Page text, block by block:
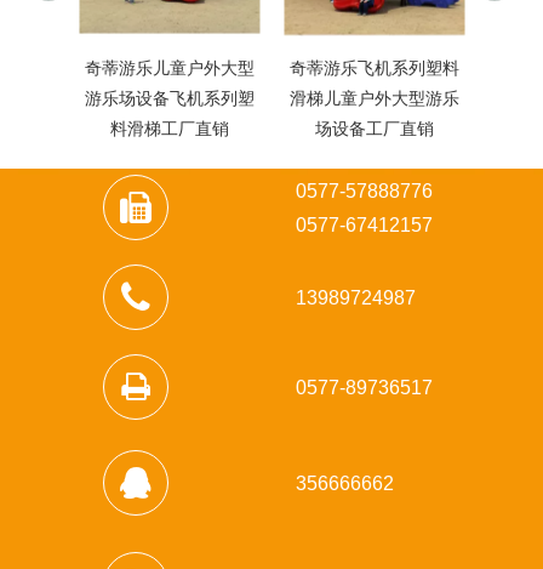
奇蒂游乐儿童户外大型
游乐场设备飞机系列塑
料滑梯工厂直销
奇蒂游乐飞机系列塑料
滑梯儿童户外大型游乐
场设备工厂直销
0577-57888776
0577-67412157
13989724987
0577-89736517
356666662